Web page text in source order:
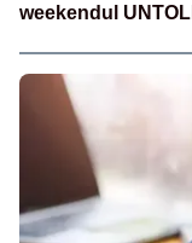
weekendul